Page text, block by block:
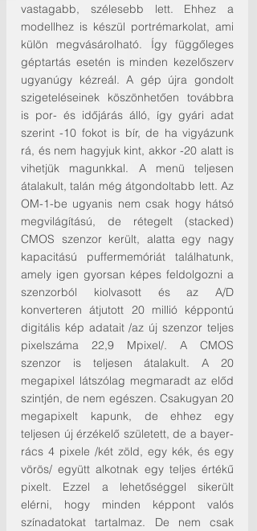
vastagabb, szélesebb lett. Ehhez a
modellhez is készül portrémarkolat, ami
külön megvásárolható. Így függőleges
géptartás esetén is minden kezelőszerv
ugyanúgy kézreál. A gép újra gondolt
szigeteléseinek köszönhetően továbbra
is por- és időjárás álló, így gyári adat
szerint -10 fokot is bír, de ha vigyázunk
rá, és nem hagyjuk kint, akkor -20 alatt is
vihetjük magunkkal. A menü teljesen
átalakult, talán még átgondoltabb lett. Az
OM-1-be ugyanis nem csak hogy hátsó
megvilágítású, de rétegelt (stacked)
CMOS szenzor került, alatta egy nagy
kapacitású puffermemóriát találhatunk,
amely igen gyorsan képes feldolgozni a
szenzorból kiolvasott és az A/D
konverteren átjutott 20 millió képpontú
digitális kép adatait /az új szenzor teljes
pixelszáma 22,9 Mpixel/. A CMOS
szenzor is teljesen átalakult. A 20
megapixel látszólag megmaradt az előd
szintjén, de nem egészen. Csakugyan 20
megapixelt kapunk, de ehhez egy
teljesen új érzékelő született, de a bayer-
rács 4 pixele /két zöld, egy kék, és egy
vörös/ együtt alkotnak egy teljes értékű
pixelt. Ezzel a lehetőséggel sikerült
elérni, hogy minden képpont valós
színadatokat tartalmaz. De nem csak